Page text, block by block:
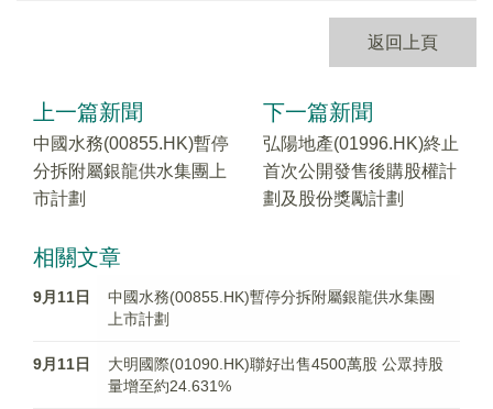
返回上頁
上一篇新聞
中國水務(00855.HK)暫停
分拆附屬銀龍供水集團上
市計劃
下一篇新聞
弘陽地產(01996.HK)終止
首次公開發售後購股權計
劃及股份獎勵計劃
相關文章
9月11日
中國水務(00855.HK)暫停分拆附屬銀龍供水集團
上市計劃
9月11日
大明國際(01090.HK)聯好出售4500萬股 公眾持股
量增至約24.631%